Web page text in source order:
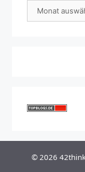
Archiv
© 2026